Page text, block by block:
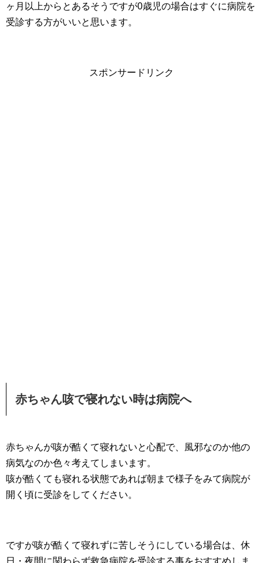
ヶ月以上からとあるそうですが0歳児の場合はすぐに病院を
受診する方がいいと思います。
スポンサードリンク
赤ちゃん咳で寝れない時は病院へ
赤ちゃんが咳が酷くて寝れないと心配で、風邪なのか他の
病気なのか色々考えてしまいます。
咳が酷くても寝れる状態であれば朝まで様子をみて病院が
開く頃に受診をしてください。
ですが咳が酷くて寝れずに苦しそうにしている場合は、休
日・夜間に関わらず救急病院を受診する事をおすすめしま